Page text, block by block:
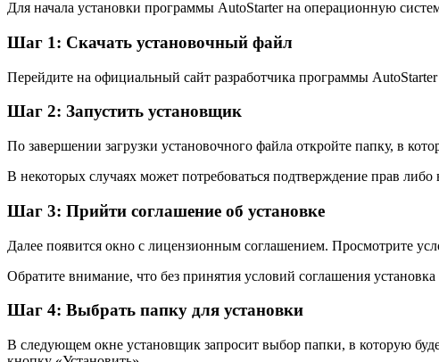
Для начала установки программы AutoStarter на операционную
Шаг 1: Скачать установочный файл
Перейдите на официальный сайт разработчика программы
Шаг 2: Запустить установщик
По завершении загрузки установочного файла откройте папку, в
В некоторых случаях может потребоваться подтверждение прав
Шаг 3: Прийти соглашение об установке
Далее появится окно с лицензионным соглашением. Просмотрите
Обратите внимание, что без принятия условий соглашения
Шаг 4: Выбрать папку для установки
В следующем окне установщик запросит выбор папки, в которую